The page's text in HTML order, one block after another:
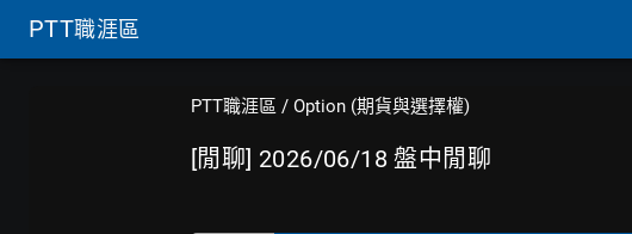
PTT職涯區
PTT職涯區 / Option (期貨與選擇權)
[閒聊] 2026/06/18 盤中閒聊